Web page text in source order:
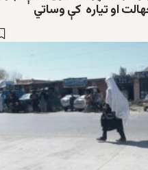
او تیاره کې وساتي